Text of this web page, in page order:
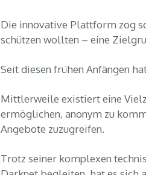
Die innovative Plattform zog
schützen wollten – eine
Seit diesen frühen Anfängen
Mittlerweile existiert eine
ermöglichen, anonym zu
Angebote zuzugreifen.
Trotz seiner komplexen